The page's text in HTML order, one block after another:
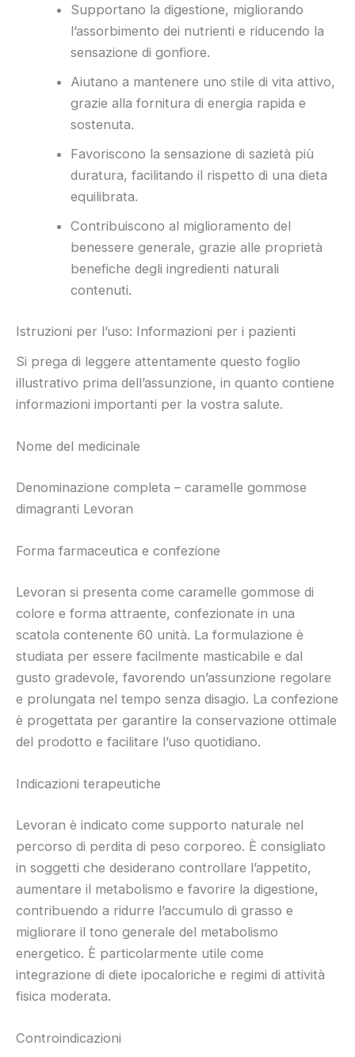
Supportano la digestione, migliorando
l’assorbimento dei nutrienti e riducendo la
sensazione di gonfiore.
Aiutano a mantenere uno stile di vita attivo,
grazie alla fornitura di energia rapida e
sostenuta.
Favoriscono la sensazione di sazietà più
duratura, facilitando il rispetto di una dieta
equilibrata.
Contribuiscono al miglioramento del
benessere generale, grazie alle proprietà
benefiche degli ingredienti naturali
contenuti.
Istruzioni per l’uso: Informazioni per i pazienti
Si prega di leggere attentamente questo foglio
illustrativo prima dell’assunzione, in quanto contiene
informazioni importanti per la vostra salute.
Nome del medicinale
Denominazione completa – caramelle gommose
dimagranti Levoran
Forma farmaceutica e confezione
Levoran si presenta come caramelle gommose di
colore e forma attraente, confezionate in una
scatola contenente 60 unità. La formulazione è
studiata per essere facilmente masticabile e dal
gusto gradevole, favorendo un’assunzione regolare
e prolungata nel tempo senza disagio. La confezione
è progettata per garantire la conservazione ottimale
del prodotto e facilitare l’uso quotidiano.
Indicazioni terapeutiche
Levoran è indicato come supporto naturale nel
percorso di perdita di peso corporeo. È consigliato
in soggetti che desiderano controllare l’appetito,
aumentare il metabolismo e favorire la digestione,
contribuendo a ridurre l’accumulo di grasso e
migliorare il tono generale del metabolismo
energetico. È particolarmente utile come
integrazione di diete ipocaloriche e regimi di attività
fisica moderata.
Controindicazioni